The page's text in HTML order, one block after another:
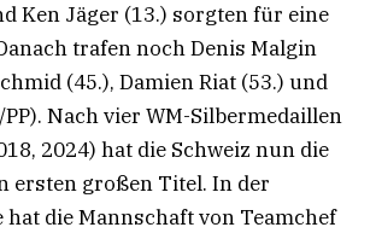
Ken Jäger (13.) sorgten für eine
trafen noch Denis Malgin
(45.), Damien Riat (53.) und
Nach vier WM-Silbermedaillen
2024) hat die Schweiz nun die
ersten großen Titel. In der
hat die Mannschaft von Teamchef